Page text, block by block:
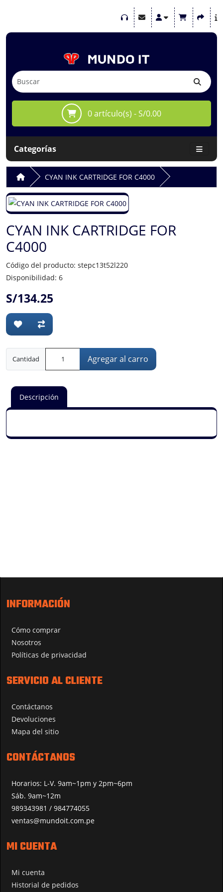
0 artículo(s) - S/0.00
Categorías
CYAN INK CARTRIDGE FOR C4000
CYAN INK CARTRIDGE FOR
C4000
Código del producto: stepc13t52l220
Disponibilidad: 6
S/134.25
Cantidad Agregar al carro
Descripción
INFORMACIÓN
Cómo comprar
Nosotros
Políticas de privacidad
SERVICIO AL CLIENTE
Contáctanos
Devoluciones
Mapa del sitio
CONTÁCTANOS
Horarios: L-V. 9am~1pm y 2pm~6pm
Sáb. 9am~12m
989343981 / 984774055
ventas@mundoit.com.pe
MI CUENTA
Mi cuenta
Historial de pedidos